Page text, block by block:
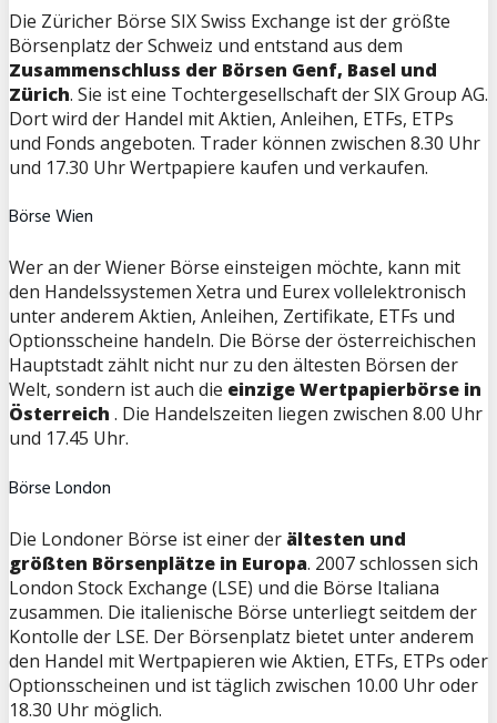
Die Züricher Börse SIX Swiss Exchange ist der größte
Börsenplatz der Schweiz und entstand aus dem
Zusammenschluss der Börsen Genf, Basel und
Zürich. Sie ist eine Tochtergesellschaft der SIX Group AG.
Dort wird der Handel mit Aktien, Anleihen, ETFs, ETPs
und Fonds angeboten. Trader können zwischen 8.30 Uhr
und 17.30 Uhr Wertpapiere kaufen und verkaufen.
Börse Wien
Wer an der Wiener Börse einsteigen möchte, kann mit
den Handelssystemen Xetra und Eurex vollelektronisch
unter anderem Aktien, Anleihen, Zertifikate, ETFs und
Optionsscheine handeln. Die Börse der österreichischen
Hauptstadt zählt nicht nur zu den ältesten Börsen der
Welt, sondern ist auch die einzige Wertpapierbörse in
Österreich . Die Handelszeiten liegen zwischen 8.00 Uhr
und 17.45 Uhr.
Börse London
Die Londoner Börse ist einer der ältesten und
größten Börsenplätze in Europa. 2007 schlossen sich
London Stock Exchange (LSE) und die Börse Italiana
zusammen. Die italienische Börse unterliegt seitdem der
Kontolle der LSE. Der Börsenplatz bietet unter anderem
den Handel mit Wertpapieren wie Aktien, ETFs, ETPs oder
Optionsscheinen und ist täglich zwischen 10.00 Uhr oder
18.30 Uhr möglich.